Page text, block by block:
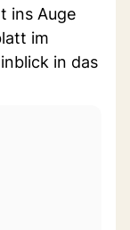
ins Auge
im
in das